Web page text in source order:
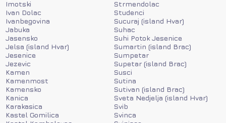
Imotski
Ivan Dolac
Ivanbegovina
Jabuka
Jasensko
Jelsa (island Hvar)
Jesenice
Jezevic
Kamen
Kamenmost
Kamensko
Kanica
Karakasica
Kastel Gomilica
Strmendolac
Studenci
Sucuraj (island Hvar)
Suhac
Suhi Potok Jesenice
Sumartin (island Brac)
Sumpetar
Supetar (island Brac)
Susci
Sutina
Sutivan (island Brac)
Sveta Nedjelja (island Hvar)
Svib
Svinca